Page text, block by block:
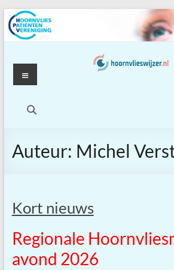
Ga
naar
de
Menu
Auteur: Michel
Kort nieuws
Regionale
avond 2026